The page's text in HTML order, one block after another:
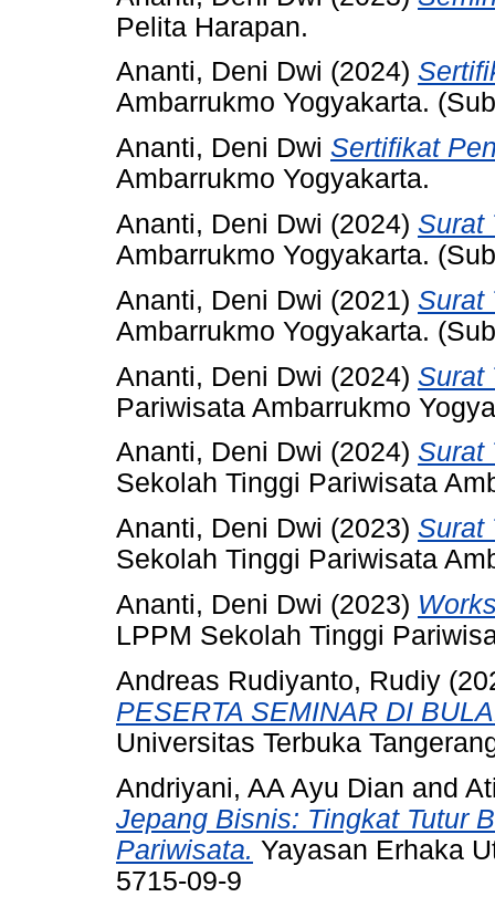
Pelita Harapan.
Ananti, Deni Dwi (2024)
Ambarrukmo Yogyakarta.
Ananti, Deni Dwi Sertifikat
Ambarrukmo Yogyakarta.
Ananti, Deni Dwi (2024) Surat
Ambarrukmo Yogyakarta.
Ananti, Deni Dwi (2021) Surat
Ambarrukmo Yogyakarta.
Ananti, Deni Dwi (2024) Surat
Pariwisata Ambarrukmo
Ananti, Deni Dwi (2024) Surat
Sekolah Tinggi Pariwisata
Ananti, Deni Dwi (2023) Surat
Sekolah Tinggi Pariwisata
Ananti, Deni Dwi (2023)
LPPM Sekolah Tinggi
Andreas Rudiyanto, Rudiy
PESERTA SEMINAR DI
Universitas Terbuka
Andriyani, AA Ayu Dian and
Jepang Bisnis: Tingkat Tutur
Pariwisata. Yayasan Erhaka
5715-09-9